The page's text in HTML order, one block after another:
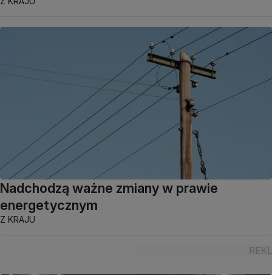
Nadchodzą ważne zmiany w prawie
energetycznym
Z KRAJU